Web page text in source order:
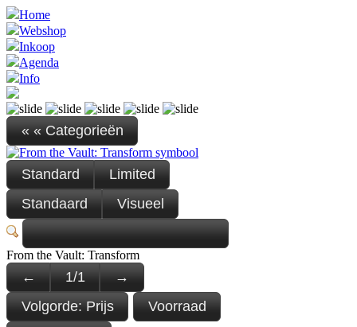
Home
Webshop
Inkoop
Agenda
Info
« « Categorieën
Standard
Limited
Standaard
Visueel
From the Vault: Transform
← 1/1
→
Volgorde: Prijs
Voorraad